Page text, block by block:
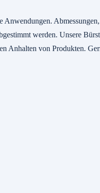
werden. Unsere
Anhalten von Produkten.